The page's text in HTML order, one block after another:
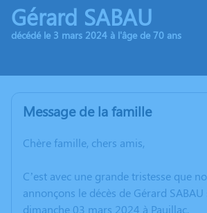
Gérard SABAU
décédé le 3 mars 2024 à l'âge de 70 ans
Message de la famille
Chère famille, chers amis,
C’est avec une grande tristesse que
annonçons le décès de Gérard
dimanche 03 mars 2024 à Pauillac.